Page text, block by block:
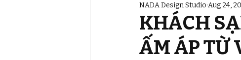
Thị trường và thương hiệu
KHÁCH
ẤM ÁP TỪ
NADA Design Studio Aug 24,